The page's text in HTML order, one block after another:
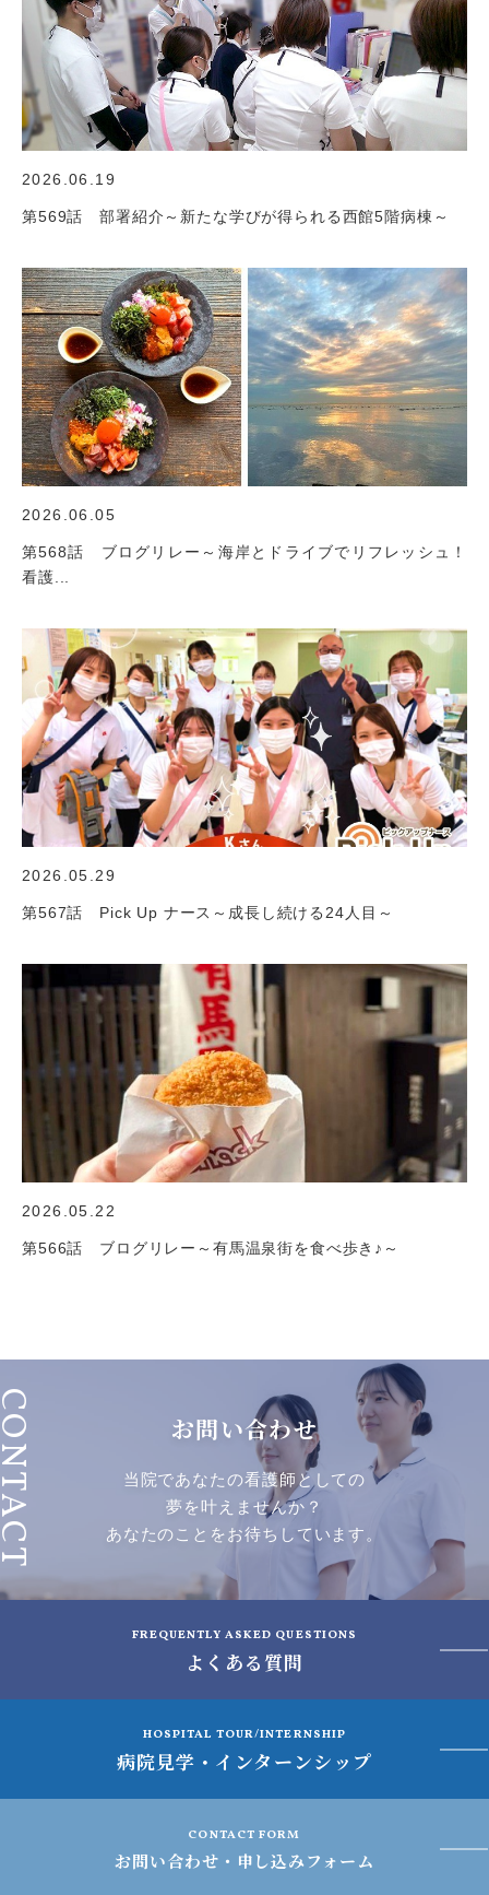
2026.06.19
第569話 部署紹介～新たな学びが得られる西館5階病棟～
2026.06.05
第568話 ブログリレー～海岸とドライブでリフレッシュ！
看護...
2026.05.29
第567話 Pick Up ナース～成長し続ける24人目～
2026.05.22
第566話 ブログリレー～有馬温泉街を食べ歩き♪～
お問い合わせ
当院であなたの看護師としての
夢を叶えませんか？
あなたのことをお待ちしています。
FREQUENTLY ASKED QUESTIONS
よくある質問
HOSPITAL TOUR/INTERNSHIP
病院見学・インターンシップ
CONTACT FORM
お問い合わせ・申し込みフォーム